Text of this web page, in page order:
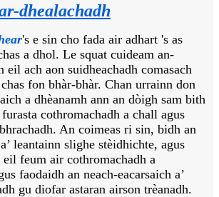
dhealachadh
's e sin cho fada air adhart 's as
a dhol. Le squat cuideam an-
eil ach aon suidheachadh comasach
fon bhàr-bhàr. Chan urrainn don
a dhèanamh ann an dòigh sam bith
cothromachadh a chall agus
An coimeas ri sin, bidh an
leantainn slighe stèidhichte, agus
eil feum air cothromachadh a
faodaidh an neach-eacarsaich a’
gu diofar astaran airson trèanadh.